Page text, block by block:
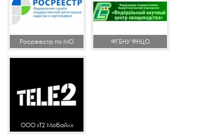
Росреестр по МО ФГБНУ ФНЦО
ООО «Т2 Мобайл»